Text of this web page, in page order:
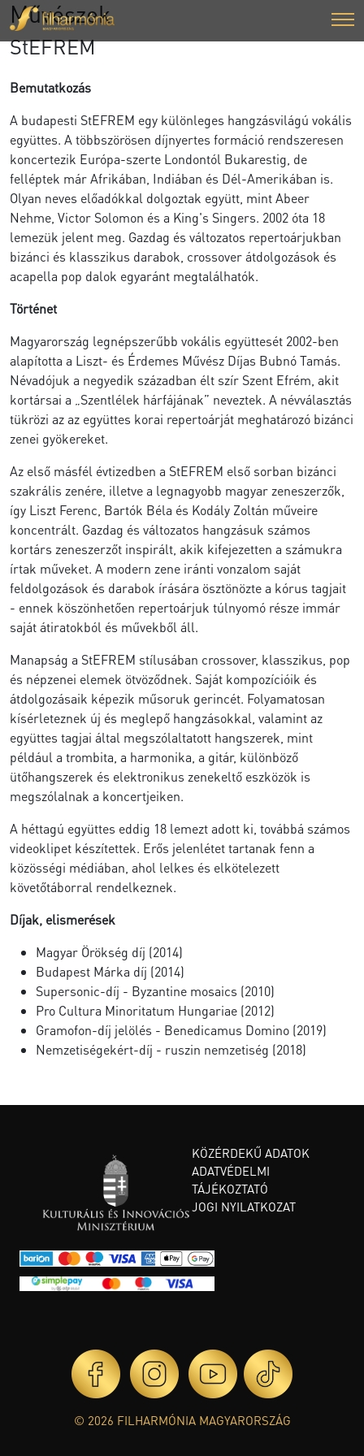
Művészek
StEFREM
Bemutatkozás
A budapesti StEFREM egy különleges hangzásvilágú vokális
együttes. A többszörösen díjnyertes formáció rendszeresen
koncertezik Európa-szerte Londontól Bukarestig, de
felléptek már Afrikában, Indiában és Dél-Amerikában is.
Olyan neves előadókkal dolgoztak együtt, mint Abeer
Nehme, Victor Solomon és a King's Singers. 2002 óta 18
lemezük jelent meg. Gazdag és változatos repertoárjukban
bizánci és klasszikus darabok, crossover átdolgozások és
acapella pop dalok egyaránt megtalálhatók.
Történet
Magyarország legnépszerűbb vokális együttesét 2002-ben
alapította a Liszt- és Érdemes Művész Díjas Bubnó Tamás.
Névadójuk a negyedik században élt szír Szent Efrém, akit
kortársai a „Szentlélek hárfájának” neveztek. A névválasztás
tükrözi az az együttes korai repertoárját meghatározó bizánci
zenei gyökereket.
Az első másfél évtizedben a StEFREM első sorban bizánci
szakrális zenére, illetve a legnagyobb magyar zeneszerzők,
így Liszt Ferenc, Bartók Béla és Kodály Zoltán műveire
koncentrált. Gazdag és változatos hangzásuk számos
kortárs zeneszerzőt inspirált, akik kifejezetten a számukra
írtak műveket. A modern zene iránti vonzalom saját
feldolgozások és darabok írására ösztönözte a kórus tagjait
- ennek köszönhetően repertoárjuk túlnyomó része immár
saját átiratokból és művekből áll.
Manapság a StEFREM stílusában crossover, klasszikus, pop
és népzenei elemek ötvöződnek. Saját kompozícióik és
átdolgozásaik képezik műsoruk gerincét. Folyamatosan
kísérleteznek új és meglepő hangzásokkal, valamint az
együttes tagjai által megszólaltatott hangszerek, mint
például a trombita, a harmonika, a gitár, különböző
ütőhangszerek és elektronikus zenekeltő eszközök is
megszólalnak a koncertjeiken.
A héttagú együttes eddig 18 lemezt adott ki, továbbá számos
videoklipet készítettek. Erős jelenlétet tartanak fenn a
közösségi médiában, ahol lelkes és elkötelezett
követőtáborral rendelkeznek.
Díjak, elismerések
Magyar Örökség díj (2014)
Budapest Márka díj (2014)
Supersonic-díj - Byzantine mosaics (2010)
Pro Cultura Minoritatum Hungariae (2012)
Gramofon-díj jelölés - Benedicamus Domino (2019)
Nemzetiségekért-díj - ruszin nemzetiség (2018)
KÖZÉRDEKŰ ADATOK
ADATVÉDELMI
TÁJÉKOZTATÓ
JOGI NYILATKOZAT
© 2026 FILHARMÓNIA MAGYARORSZÁG